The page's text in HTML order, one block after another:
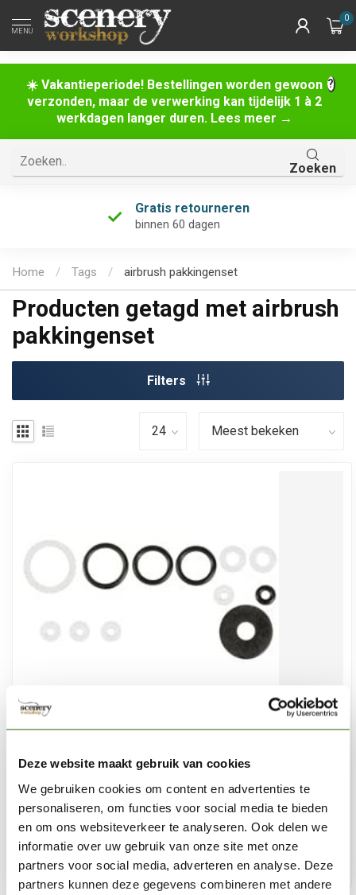
Deze website maakt gebruik van cookies
We gebruiken cookies om content en advertenties te
personaliseren, om functies voor social media te bieden
en om ons websiteverkeer te analyseren. Ook delen we
informatie over uw gebruik van onze site met onze
partners voor social media, adverteren en analyse. Deze
partners kunnen deze gegevens combineren met andere
☀️ Vakantieperiode! Bestellingen worden gewoon
verzonden, maar de verwerking kan tijdelijk 1 à 2
werkdagen langer duren. Lees meer →
MENU
0
Zoeken
Gratis retourneren
binnen 60 dagen
Home / Tags / airbrush pakkingenset
Producten getagd met airbrush
pakkingenset
Filters
Revisieset Evolution Classic en Silverline - 123910
€11,99
Niet op voorraad